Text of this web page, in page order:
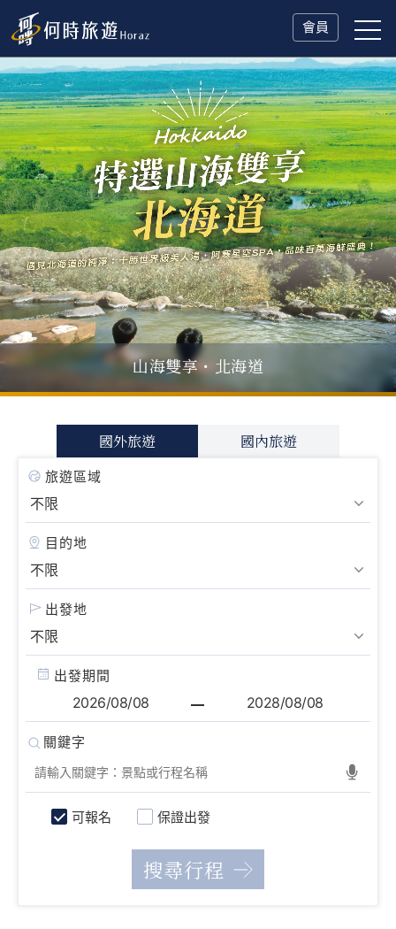
會員
父親節．限時特別企劃
一人旅行Solo Travel山海雙享・北海道
國外旅遊 國內旅遊
旅遊區域
目的地
出發地
出發期間
可報名 保證出發